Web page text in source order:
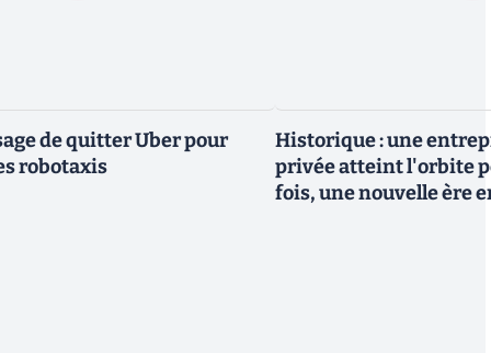
de quitter Uber pour
robotaxis
Historique : une
privée atteint l'orbite
fois, une nouvelle ère